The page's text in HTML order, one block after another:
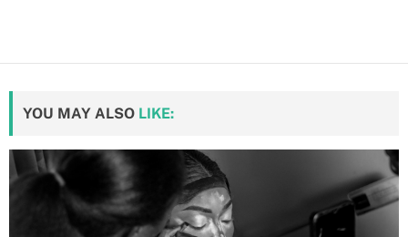
YOU MAY ALSO LIKE: